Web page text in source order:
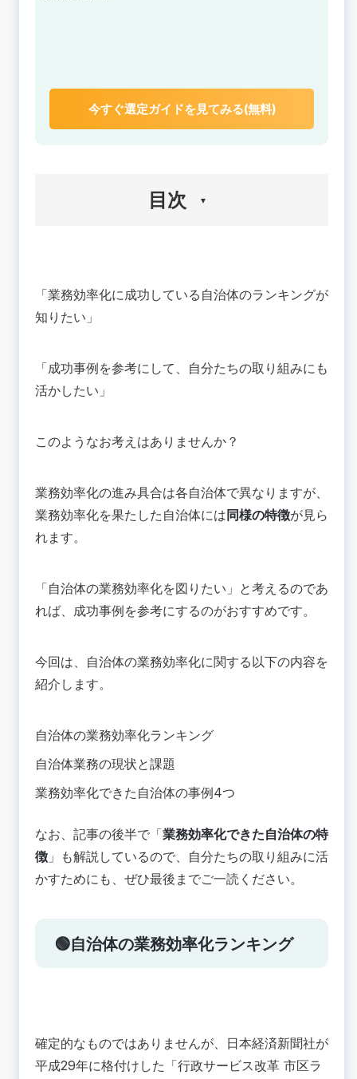
今すぐ選定ガイドを見てみる(無料)
目次
れているのか
自治体業務の現状
🟢業務効率化できた自治体の事例を4つ紹介
【事例1】業務量調査実施後、業務削減に成功！
福島県郡山市
共同運用！鳥取県内市町村
【事例4】AIチャットボットの導入！埼玉県戸田
市
💡業務効率化できた自治体の特徴
「業務効率化に成功している自治体のランキングが
知りたい」
「成功事例を参考にして、自分たちの取り組みにも
活かしたい」
このようなお考えはありませんか？
業務効率化の進み具合は各自治体で異なりますが、
業務効率化を果たした自治体には 同様の特徴が見ら
れます。
「自治体の業務効率化を図りたい」と考えるのであ
れば、成功事例を参考にするのがおすすめです。
今回は、自治体の業務効率化に関する以下の内容を
紹介します。
自治体の業務効率化ランキング
自治体業務の現状と課題
業務効率化できた自治体の事例4つ
なお、記事の後半で「業務効率化できた自治体の特
徴 」も解説しているので、自分たちの取り組みに活
かすためにも、ぜひ最後までご一読ください。
🟢自治体の業務効率化ランキング
確定的なものではありませんが、日本経済新聞社が
平成29年に格付けした「行政サービス改革 市区ラ